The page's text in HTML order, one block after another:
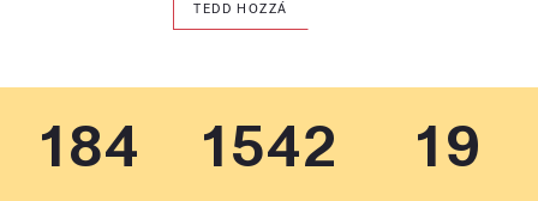
TEDD HOZZÁ
184 1542 19